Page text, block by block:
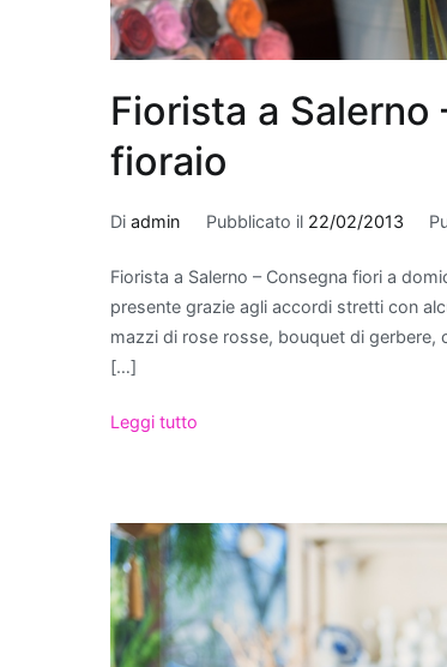
Fiorista a
fioraio
Di admin Pubblicato il 22/02/2013
Fiorista a Salerno – Consegna fiori a
presente grazie agli accordi stretti con
mazzi di rose rosse, bouquet di gerbere,
[…]
Leggi tutto